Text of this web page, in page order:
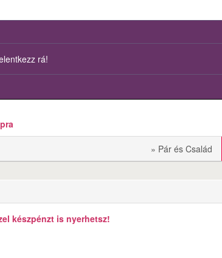
rá!
» Pár és Család
készpénzt is nyerhetsz!